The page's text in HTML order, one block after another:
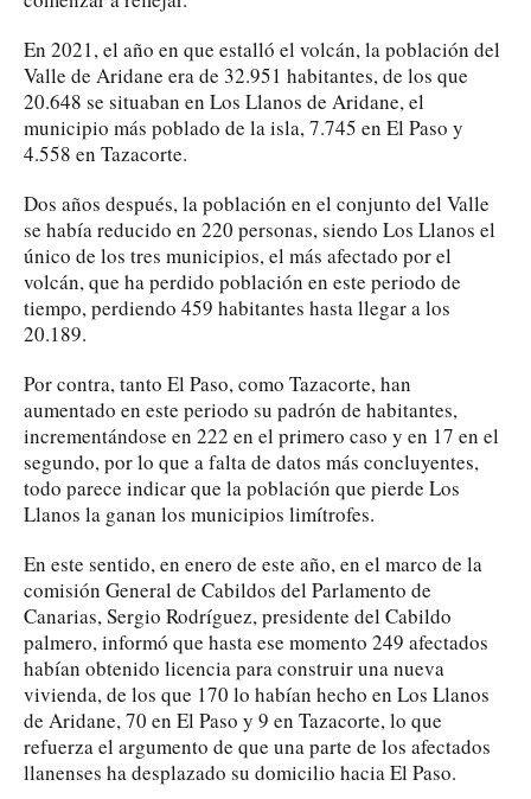
En 2021, el año en que estalló el volcán, la población del
Valle de Aridane era de 32.951 habitantes, de los que
20.648 se situaban en Los Llanos de Aridane, el
municipio más poblado de la isla, 7.745 en El Paso y
4.558 en Tazacorte.
Dos años después, la población en el conjunto del Valle
se había reducido en 220 personas, siendo Los Llanos el
único de los tres municipios, el más afectado por el
volcán, que ha perdido población en este periodo de
tiempo, perdiendo 459 habitantes hasta llegar a los
20.189.
Por contra, tanto El Paso, como Tazacorte, han
aumentado en este periodo su padrón de habitantes,
incrementándose en 222 en el primero caso y en 17 en el
segundo, por lo que a falta de datos más concluyentes,
todo parece indicar que la población que pierde Los
Llanos la ganan los municipios limítrofes.
En este sentido, en enero de este año, en el marco de la
comisión General de Cabildos del Parlamento de
Canarias, Sergio Rodríguez, presidente del Cabildo
palmero, informó que hasta ese momento 249 afectados
habían obtenido licencia para construir una nueva
vivienda, de los que 170 lo habían hecho en Los Llanos
de Aridane, 70 en El Paso y 9 en Tazacorte, lo que
refuerza el argumento de que una parte de los afectados
llanenses ha desplazado su domicilio hacia El Paso.